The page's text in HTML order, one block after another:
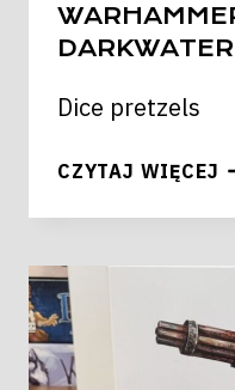
DARKWATER
Dice pretzels
CZYTAJ WIĘCEJ